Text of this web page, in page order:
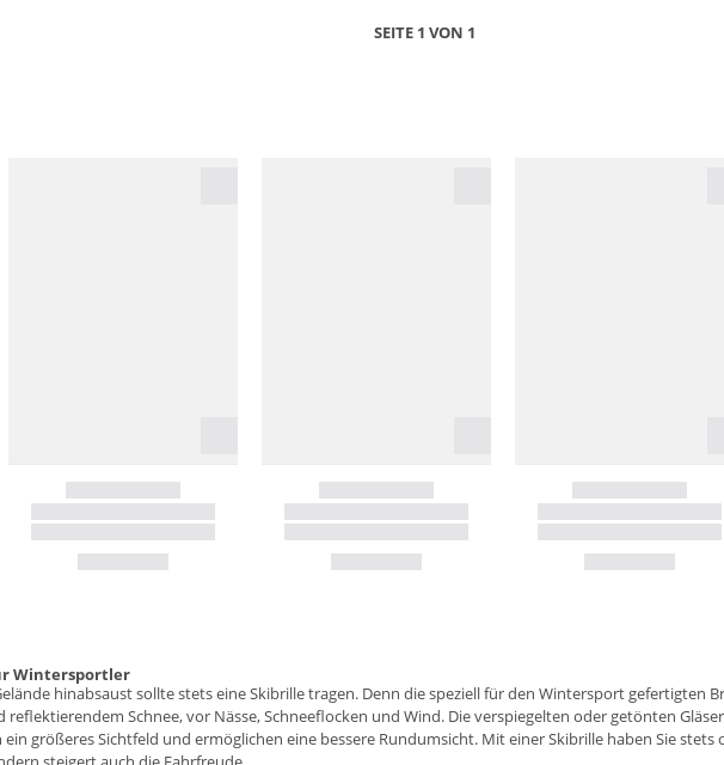
SEITE 1 VON 1
Wintersportler
hinabsaust sollte stets eine Skibrille tragen. Denn die speziell für den Wintersport gefertigten
Schnee, vor Nässe, Schneeflocken und Wind. Die verspiegelten oder getönten
größeres Sichtfeld und ermöglichen eine bessere Rundumsicht. Mit einer Skibrille haben Sie